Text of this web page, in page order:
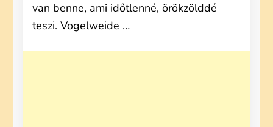
van benne, ami időtlenné, örökzölddé
teszi. Vogelweide …